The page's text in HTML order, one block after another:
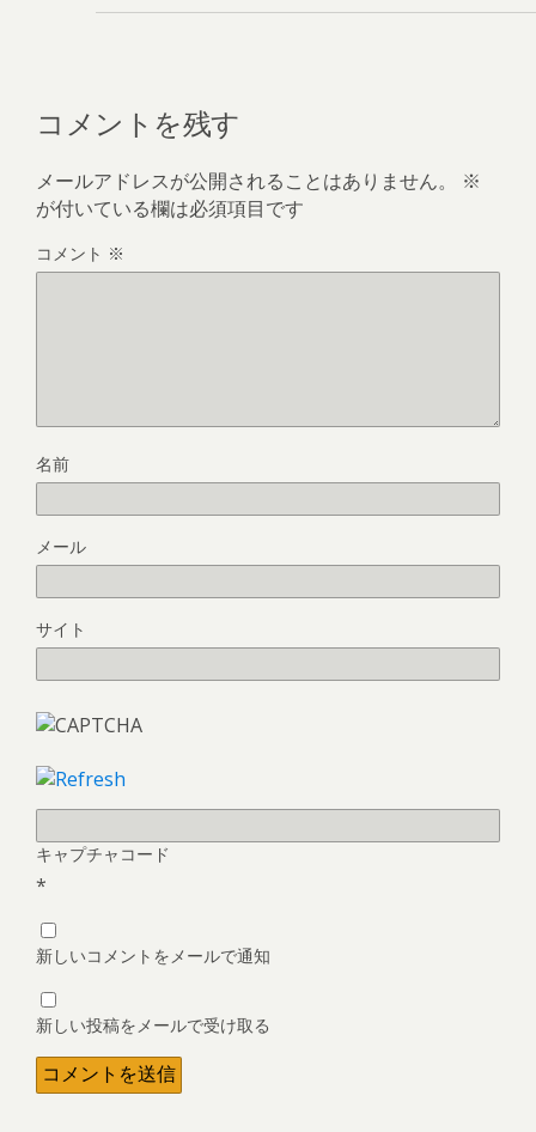
コメントを残す
メールアドレスが公開されることはありません。
※
が付いている欄は必須項目です
コメント ※
名前
メール
サイト
キャプチャコード
*
新しいコメントをメールで通知
新しい投稿をメールで受け取る